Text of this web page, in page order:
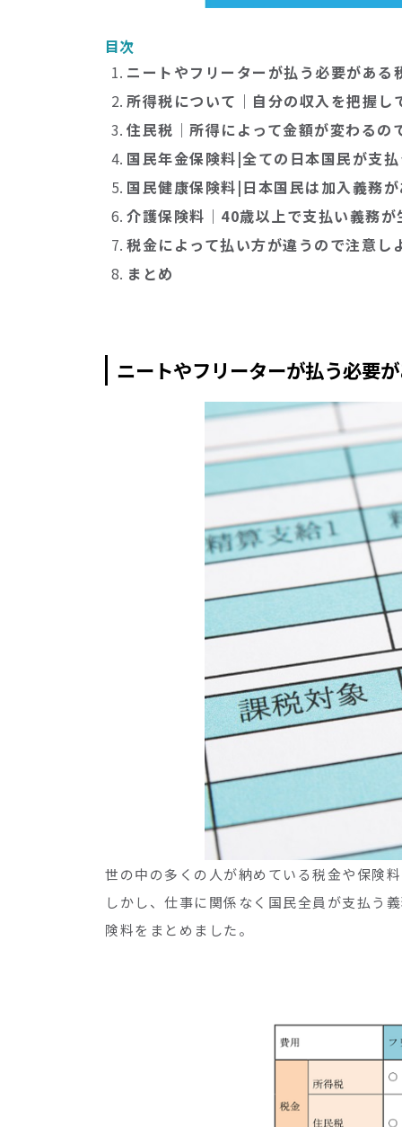
目次
ニートやフリーターが払う必要がある
所得税について｜自分の収入を把握し
住民税｜所得によって金額が変わるの
国民年金保険料|全ての日本国民が支
国民健康保険料|日本国民は加入義務
介護保険料｜40歳以上で支払い義務が
税金によって払い方が違うので注意し
まとめ
ニートやフリーターが払う必要
世の中の多くの人が納めている税金や保険
しかし、仕事に関係なく国民全員が支払う
険料をまとめました。